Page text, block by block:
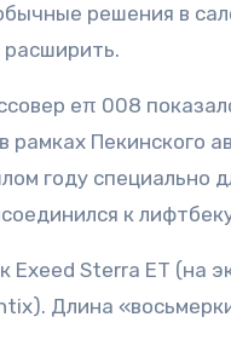
расширить.
eπ 008
рамках
году специально
к
Exeed Sterra ET (на
Длина